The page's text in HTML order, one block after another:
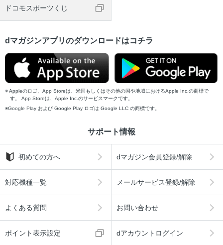
ドコモスポーツくじ
dマガジンアプリのダウンロードはコチラ
Appleのロゴ、App Storeは、米国もしくはその他の国や地域におけるApple Inc.の商標で
す。 App Storeは、Apple Inc.のサービスマークです。
Google Play および Google Play ロゴは Google LLC の商標です。
サポート情報
初めての方へ dマガジン会員登録/解除
対応機種一覧 メールサービス登録/解除
よくある質問 お問い合わせ
ポイント表示設定 dアカウントログイン